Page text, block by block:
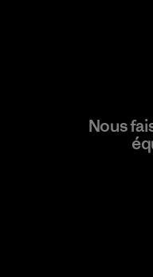
Nous